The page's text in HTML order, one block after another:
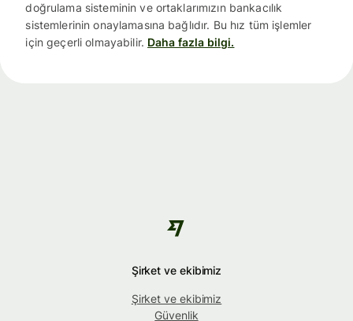
doğrulama sisteminin ve ortaklarımızın bankacılık
sistemlerinin onaylamasına bağlıdır. Bu hız tüm işlemler
için geçerli olmayabilir. Daha fazla bilgi.
Şirket ve ekibimiz
Şirket ve ekibimiz
Güvenlik